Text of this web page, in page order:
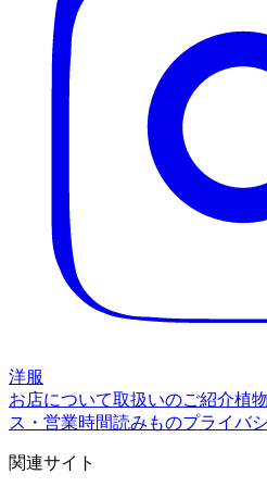
洋服
お店について取扱いのご紹介植
ス・営業時間読みものプライバ
関連サイト